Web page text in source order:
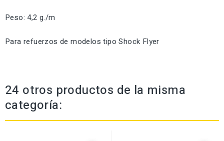
Peso: 4,2 g./m
Para refuerzos de modelos tipo Shock Flyer
24 otros productos de la misma
categoría: